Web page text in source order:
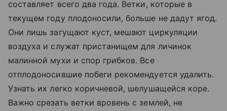
составляет всего два года. Ветки, которые в
текущем году плодоносили, больше не дадут ягод.
Они лишь загущают куст, мешают циркуляции
воздуха и служат пристанищем для личинок
малинной мухи и спор грибков. Все
отплодоносившие побеги рекомендуется удалить.
Узнать их легко коричневой, шелушащейся коре.
Важно срезать ветки вровень с землей, не